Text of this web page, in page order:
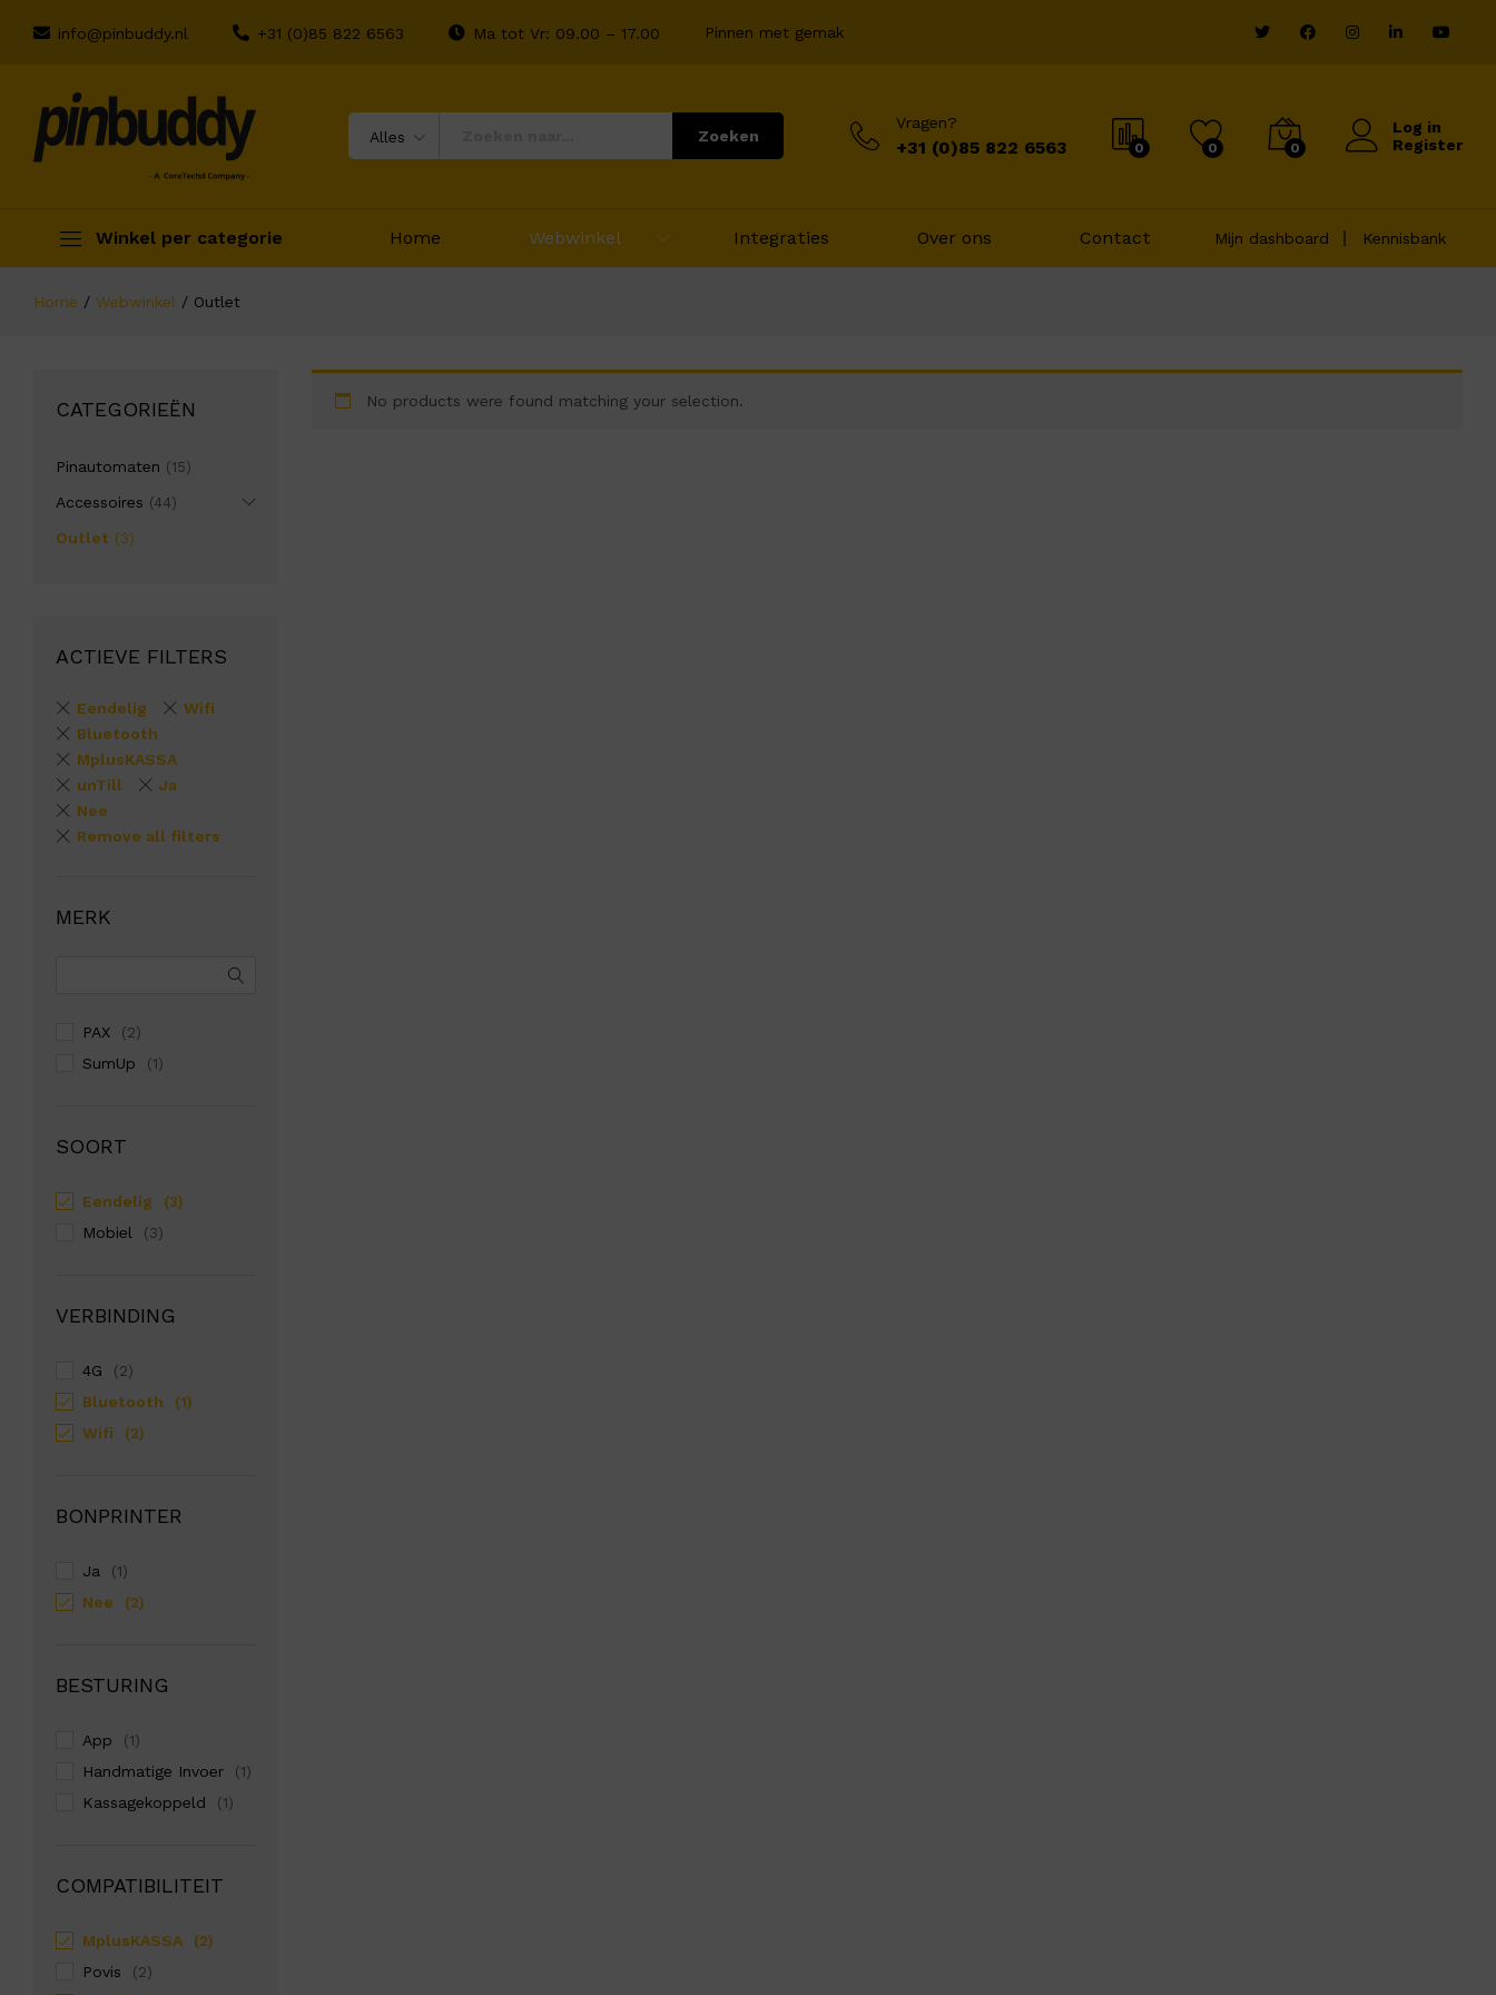
info@pinbuddy.nl +31 (0)85 822 6563 Ma tot Vr: 09.00 – 17.00 Pinnen met gemak
Alles Zoeken
Vragen?
+31 (0)85 822 6563 0 0 0
Log in
Register
Winkel per categorie Home Webwinkel Integraties Over ons Contact Mijn dashboard Kennisbank
Home / Webwinkel / Outlet
No products were found matching your selection.
CATEGORIEËN
Pinautomaten (15)
Accessoires (44)
Outlet (3)
ACTIEVE FILTERS
Eendelig
Wifi
Bluetooth
MplusKASSA
unTill
Ja
Nee
Remove all filters
MERK
PAX (2)
SumUp (1)
SOORT
Eendelig (3)
Mobiel (3)
VERBINDING
4G (2)
Bluetooth (1)
Wifi (2)
BONPRINTER
Ja (1)
Nee (2)
BESTURING
App (1)
Handmatige Invoer (1)
Kassagekoppeld (1)
COMPATIBILITEIT
MplusKASSA (2)
Povis (2)